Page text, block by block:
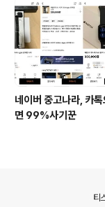
네이버 중고나라, 카
면 99%사기꾼
티